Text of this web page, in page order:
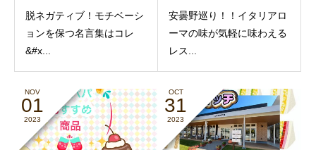
脱ネガティブ！モチベーシ
ョンを保つ名言集はコレ
&#x...
安曇野巡り！！イタリアロ
ーマの味が気軽に味わえる
レス...
NOV
01
2023
OCT
31
2023